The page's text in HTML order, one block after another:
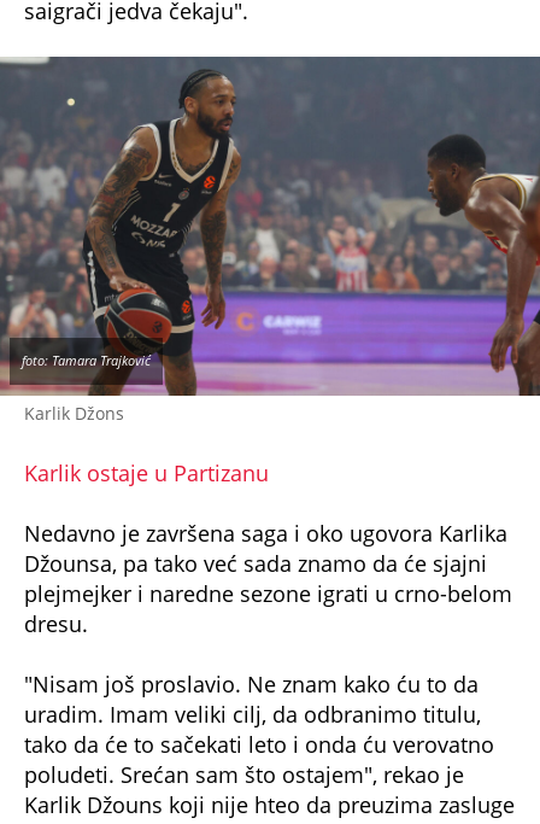
Karlik Džons
foto: Tamara Trajković
Džounsa, pa tako već sada znamo da će sjajni
plejmejker i naredne sezone igrati u crno-belom
dresu.
uradim. Imam veliki cilj, da odbranimo titulu,
tako da će to sačekati leto i onda ću verovatno
poludeti. Srećan sam što ostajem", rekao je
Karlik Džouns koji nije hteo da preuzima zasluge
za "preporod" ekipe u drugom delu sezone.